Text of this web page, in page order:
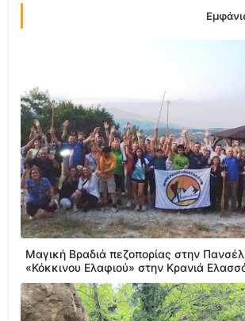
Μαγική Βραδιά πεζοπορίας στην
«Κόκκινου Ελαφιού» στην Κρανιά